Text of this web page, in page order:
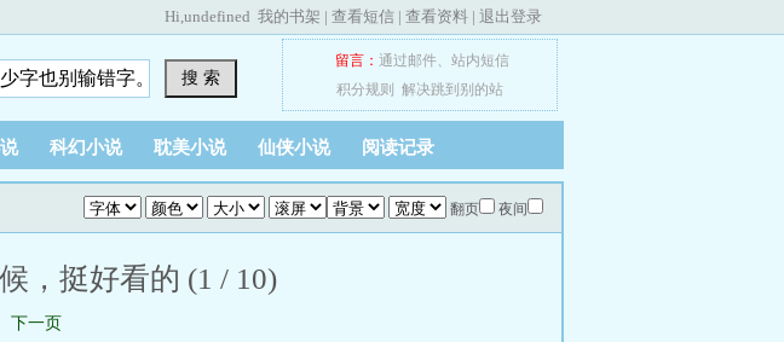
Hi,undefined 我的书架 | 查看短信 | 查看资料 | 退出登录
搜 索
留言： 通过邮件、 站内短信
积分规则
解决跳到别的站
科幻小说 耽美小说 仙侠小说 阅读记录
翻页 夜间
，挺好看的 (1 / 10)
下一页